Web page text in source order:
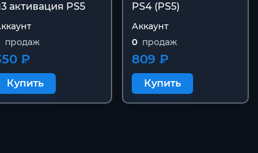
активация PS5
продаж
₽
Купить
PS4 (PS5)
Аккаунт
0 продаж
809 ₽
Купить